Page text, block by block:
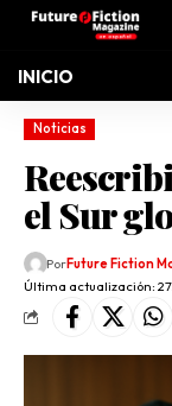
INICIO
Noticias
el Sur
Última actualización:
PorFuture Fiction